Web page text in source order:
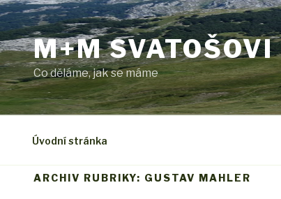
Přejít
k
obsahu
webu M+M SVATOŠOVI
Co děláme, jak se máme
Úvodní stránka
ARCHIV RUBRIKY: GUSTAV MAHLER